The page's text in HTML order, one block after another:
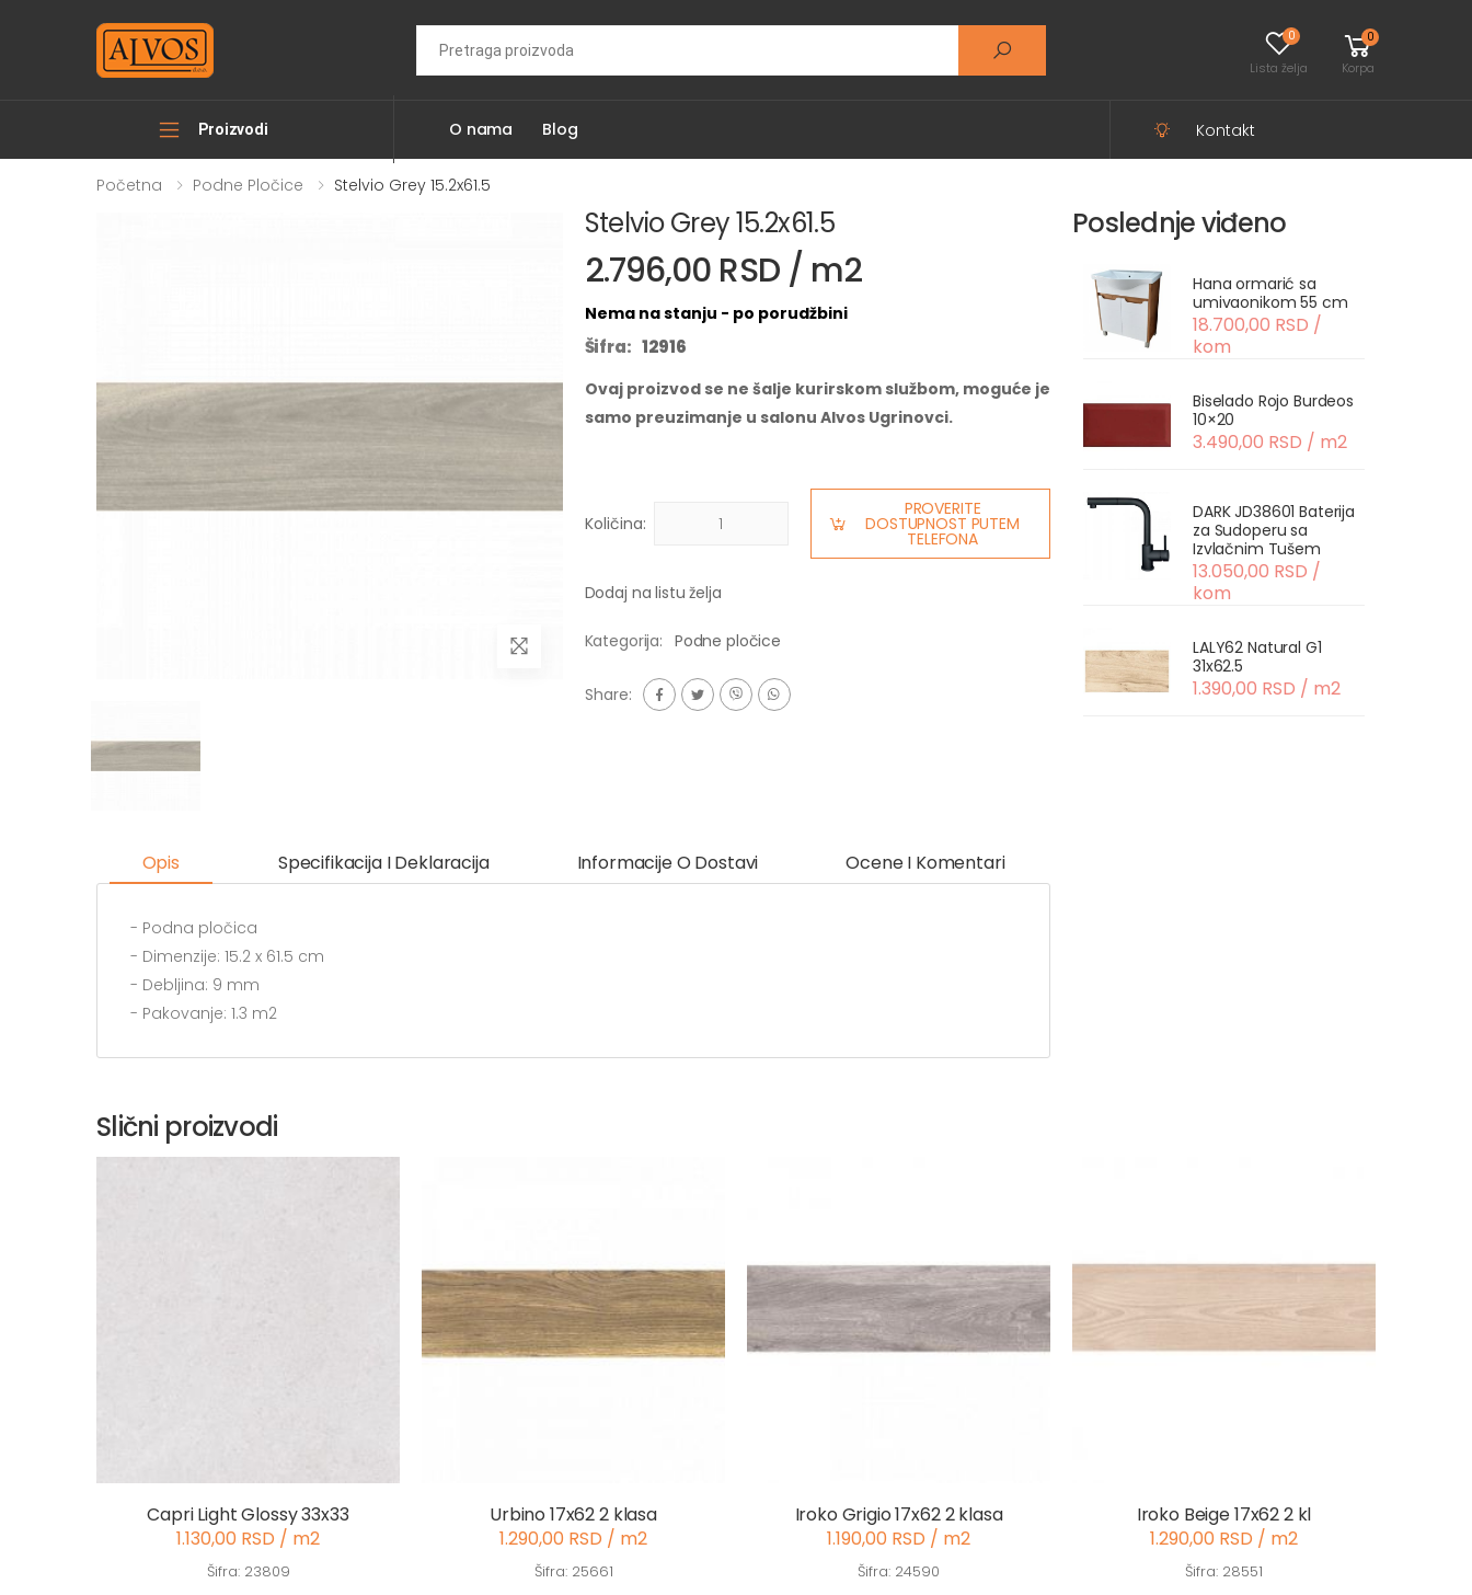
0
Lista želja
0
Korpa
Proizvodi O nama Blog Kontakt
Početna Podne Pločice Stelvio Grey 15.2x61.5
Stelvio Grey 15.2x61.5
2.796,00 RSD / m2
Nema na stanju - po porudžbini
Šifra: 12916
Ovaj proizvod se ne šalje kurirskom službom, moguće je
samo preuzimanje u salonu Alvos Ugrinovci.
Količina:
PROVERITE
DOSTUPNOST PUTEM
TELEFONA
Dodaj na listu želja
Kategorija: Podne pločice
Share:
Opis Specifikacija I Deklaracija Informacije O Dostavi Ocene I Komentari
- Podna pločica
- Dimenzije: 15.2 x 61.5 cm
- Debljina: 9 mm
- Pakovanje: 1.3 m2
Poslednje viđeno
Hana ormarić sa
umivaonikom 55 cm
18.700,00 RSD /
kom
Biselado Rojo Burdeos
10×20
3.490,00 RSD / m2
DARK JD38601 Baterija
za Sudoperu sa
Izvlačnim Tušem
13.050,00 RSD /
kom
LALY62 Natural G1
31x62.5
1.390,00 RSD / m2
Slični proizvodi
Capri Light Glossy 33x33
1.130,00 RSD / m2
Šifra: 23809
Urbino 17x62 2 klasa
1.290,00 RSD / m2
Šifra: 25661
Iroko Grigio 17x62 2 klasa
1.190,00 RSD / m2
Šifra: 24590
Iroko Beige 17x62 2 kl
1.290,00 RSD / m2
Šifra: 28551